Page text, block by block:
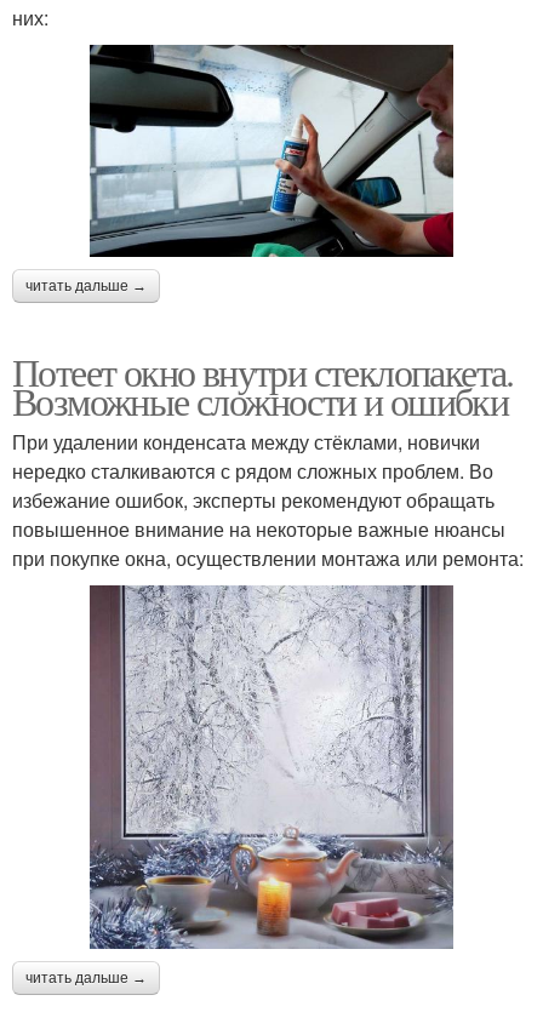
них:
читать дальше →
Потеет окно внутри стеклопакета.
Возможные сложности и ошибки
При удалении конденсата между стёклами, новички
нередко сталкиваются с рядом сложных проблем. Во
избежание ошибок, эксперты рекомендуют обращать
повышенное внимание на некоторые важные нюансы
при покупке окна, осуществлении монтажа или ремонта:
читать дальше →